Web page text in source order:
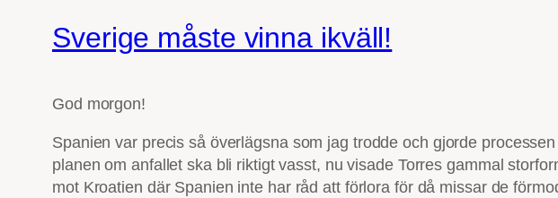
Sverige måste vinna ikväll!
God morgon!
Spanien var precis så överlägsna som jag trodde och gjorde
planen om anfallet ska bli riktigt vasst, nu visade Torres gammal
mot Kroatien där Spanien inte har råd att förlora för då missar de